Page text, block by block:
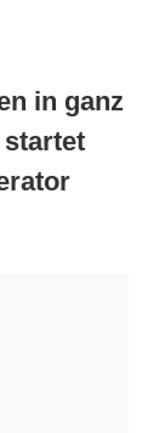
in ganz
startet